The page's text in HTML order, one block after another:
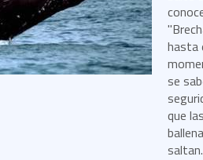
hasta
se
que
saltan.